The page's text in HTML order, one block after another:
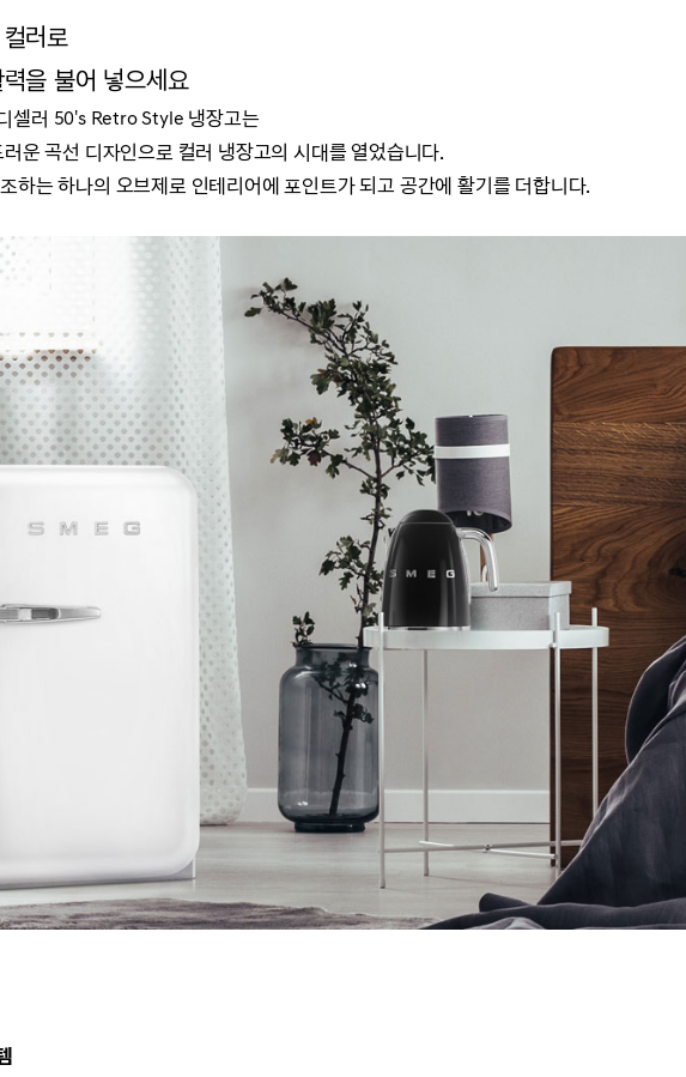
러로
을 불어 넣으세요
셀러 50's Retro Style 냉장고는
운 곡선 디자인으로 컬러 냉장고의 시대를 열었습니다.
하는 하나의 오브제로 인테리어에 포인트가 되고 공간에 활기를 더합니다.